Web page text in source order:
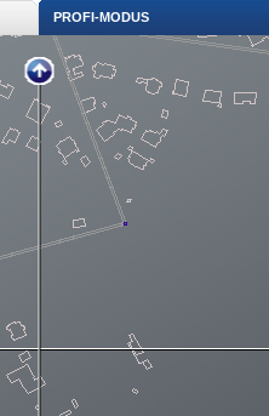
PROFI-MODUS